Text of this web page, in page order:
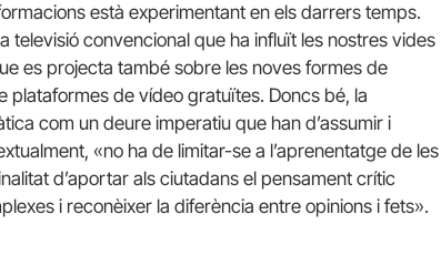
està experimentant en els darrers temps.
televisió convencional que ha influït les nostres vides
es projecta també sobre les noves formes de
plataformes de vídeo gratuïtes. Doncs bé, la
com un deure imperatiu que han d’assumir i
«no ha de limitar-se a l’aprenentatge de les
d’aportar als ciutadans el pensament crític
i reconèixer la diferència entre opinions i fets».